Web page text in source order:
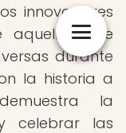
innovadores
aquellos que
durante
la historia a
la
celebrar las